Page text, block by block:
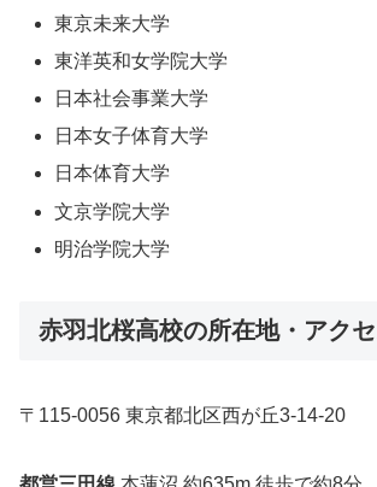
東京未来大学
東洋英和女学院大学
日本社会事業大学
日本女子体育大学
日本体育大学
文京学院大学
明治学院大学
赤羽北桜高校の所在地・アク
〒115-0056 東京都北区西が丘3-14-20